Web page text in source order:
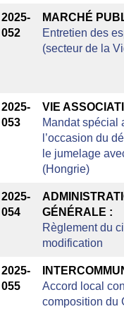
2025-
052
MARCHÉ
Entretien des
(secteur de la
2025-
053
VIE
Mandat spécial
l’occasion du
le jumelage
(Hongrie)
2025-
054
GÉNÉRALE :
Règlement du
modification
2025-
055
Accord local
composition du